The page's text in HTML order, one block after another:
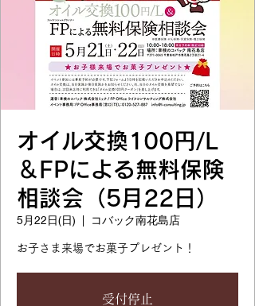
オイル交換100円/L
＆FPによる無料保険
相談会（5月22日）
5月22日(日)
  |
コバック南花島店
お子さま来場でお菓子プレゼント！
受付停止